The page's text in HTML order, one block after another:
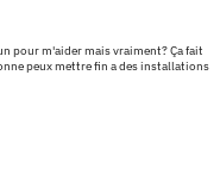
pour m'aider mais vraiment? Ça fait
peux mettre fin a des installations